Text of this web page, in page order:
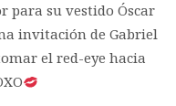
para su vestido Óscar
invitación de Gabriel
el red-eye hacia